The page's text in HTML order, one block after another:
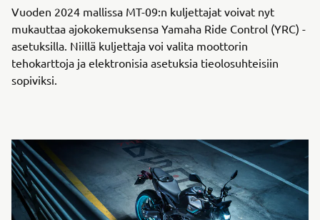
Vuoden 2024 mallissa MT-09:n kuljettajat voivat nyt
mukauttaa ajokokemuksensa Yamaha Ride Control (YRC) -
asetuksilla. Niillä kuljettaja voi valita moottorin
tehokarttoja ja elektronisia asetuksia tieolosuhteisiin
sopiviksi.